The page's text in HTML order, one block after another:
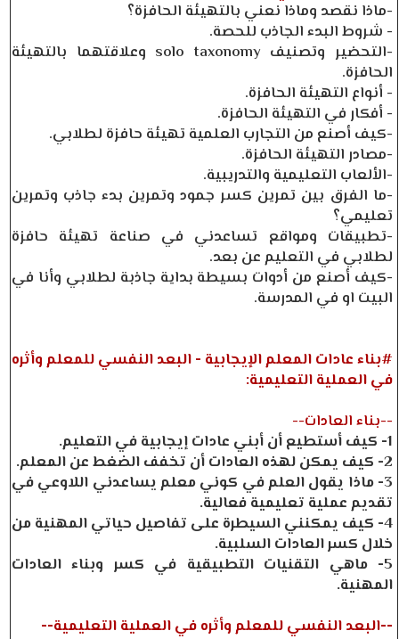
-ماذا نقصد وماذا نعني بالتهيئة الحافزة؟
- شروط البدء الجاذب للحصة.
-التحضير وتصنيف solo taxonomy وعلاقتهما بالتهيئة
الحافزة.
- أنواع التهيئة الحافزة.
- أفكار في التهيئة الحافزة.
-كيف أصنع من التجارب العلمية تهيئة حافزة لطلابي.
-مصادر التهيئة الحافزة.
-الألعاب التعليمية والتدريبية.
-ما الفرق بين تمرين كسر جمود وتمرين بدء جاذب وتمرين
تعليمي؟
-تطبيقات ومواقع تساعدني في صناعة تهيئة حافزة
لطلابي في التعليم عن بعد.
-كيف أصنع من أدوات بسيطة بداية جاذبة لطلابي وأنا في
البيت او في المدرسة.
#بناء عادات المعلم الإيجابية - البعد النفسي للمعلم وأثره
في العملية التعليمية:
--بناء العادات--
1- كيف أستطيع أن أبني عادات إيجابية في التعليم.
2- كيف يمكن لهذه العادات أن تخفف الضغط عن المعلم.
3- ماذا يقول العلم في كوني معلم يساعدني اللاوعي في
تقديم عملية تعليمية فعالية.
4- كيف يمكنني السيطرة على تفاصيل حياتي المهنية من
خلال كسر العادات السلبية.
5- ماهي التقنيات التطبيقية في كسر وبناء العادات
المهنية.
--البعد النفسي للمعلم وأثره في العملية التعليمية--